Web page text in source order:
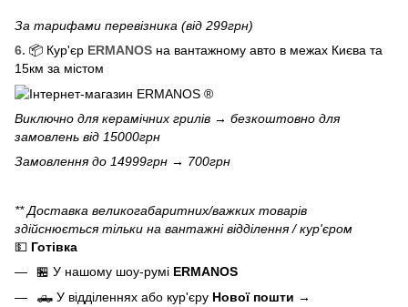
За тарифами перевізника (від 299грн)
6. 📦 Кур'єр ERMANOS на вантажному авто в межах Києва та
15км за містом
Виключно длякерамічних грилів → безкоштовно для
замовлень від 15000грн
Замовлення до 14999грн → 700грн
** Доставка великогабаритних/важких товарів
здійснюється тільки на вантажні відділення / кур'єром
💵 Готівка
🏪 У нашому шоу-румі ERMANOS
🛻 У відділеннях або кур'єру Нової пошти →